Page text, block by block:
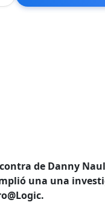
de Danny
una una